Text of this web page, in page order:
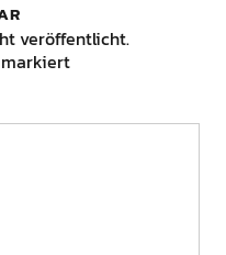
veröffentlicht.
markiert